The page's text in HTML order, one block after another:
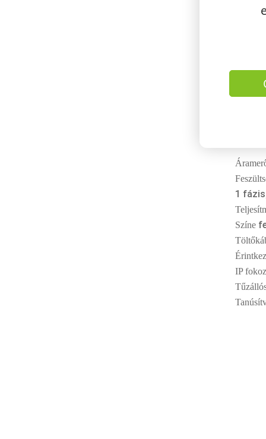
Parkl,
1 fázis
Színe
IP